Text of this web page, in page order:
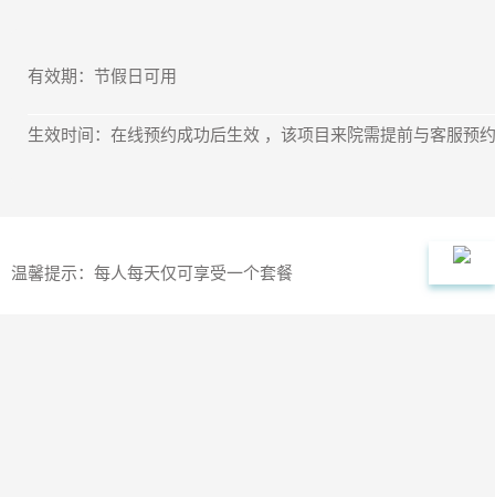
有效期：节假日可用
生效时间：在线预约成功后生效 ，该项目来院需提前与客服预约
温馨提示：每人每天仅可享受一个套餐